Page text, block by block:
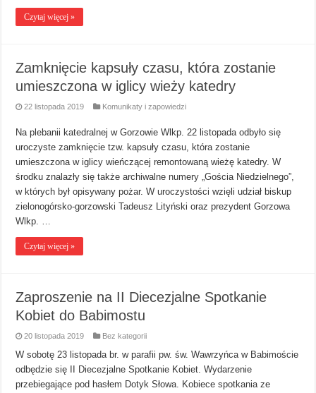
Czytaj więcej »
Zamknięcie kapsuły czasu, która zostanie
umieszczona w iglicy wieży katedry
22 listopada 2019 Komunikaty i zapowiedzi
Na plebanii katedralnej w Gorzowie Wlkp. 22 listopada odbyło się
uroczyste zamknięcie tzw. kapsuły czasu, która zostanie
umieszczona w iglicy wieńczącej remontowaną wieżę katedry. W
środku znalazły się także archiwalne numery „Gościa Niedzielnego”,
w których był opisywany pożar. W uroczystości wzięli udział biskup
zielonogórsko-gorzowski Tadeusz Lityński oraz prezydent Gorzowa
Wlkp. …
Czytaj więcej »
Zaproszenie na II Diecezjalne Spotkanie
Kobiet do Babimostu
20 listopada 2019 Bez kategorii
W sobotę 23 listopada br. w parafii pw. św. Wawrzyńca w Babimoście
odbędzie się II Diecezjalne Spotkanie Kobiet. Wydarzenie
przebiegające pod hasłem Dotyk Słowa. Kobiece spotkania ze